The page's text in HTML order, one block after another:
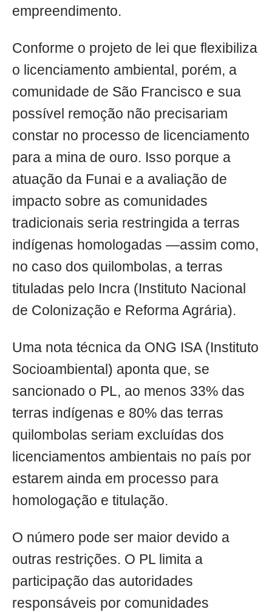
empreendimento.
Conforme o projeto de lei que flexibiliza
o licenciamento ambiental, porém, a
comunidade de São Francisco e sua
possível remoção não precisariam
constar no processo de licenciamento
para a mina de ouro. Isso porque a
atuação da Funai e a avaliação de
impacto sobre as comunidades
tradicionais seria restringida a terras
indígenas homologadas —assim como,
no caso dos quilombolas, a terras
tituladas pelo Incra (Instituto Nacional
de Colonização e Reforma Agrária).
Uma nota técnica da ONG ISA (Instituto
Socioambiental) aponta que, se
sancionado o PL, ao menos 33% das
terras indígenas e 80% das terras
quilombolas seriam excluídas dos
licenciamentos ambientais no país por
estarem ainda em processo para
homologação e titulação.
O número pode ser maior devido a
outras restrições. O PL limita a
participação das autoridades
responsáveis por comunidades